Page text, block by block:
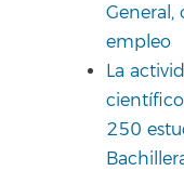
General,
empleo
La
250